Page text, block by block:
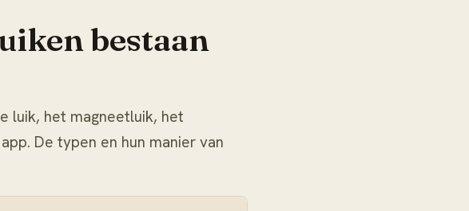
bestaan
luik, het magneetluik, het
De typen en hun manier van